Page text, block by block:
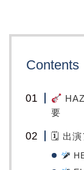
Contents
要
🗓 出演